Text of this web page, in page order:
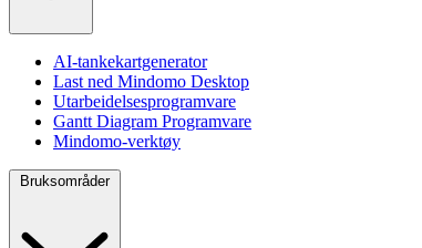
AI-tankekartgenerator
Last ned Mindomo Desktop
Utarbeidelsesprogramvare
Gantt Diagram Programvare
Mindomo-verktøy
Bruksområder